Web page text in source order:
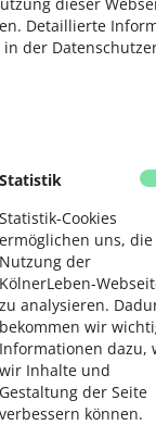
Detaillierte
der
Statistik
Statistik-Cookies
ermöglichen uns, die
Nutzung der
KölnerLeben-
zu analysieren.
bekommen wir
Informationen dazu,
wir Inhalte und
Gestaltung der Seite
verbessern können.
mit kreativen
Hierarchien
für den
zum Beispiel
Thema "Markt
der Zukunft
of Design
Szenarien für
Reker an